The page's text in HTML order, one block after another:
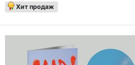
Хит продаж